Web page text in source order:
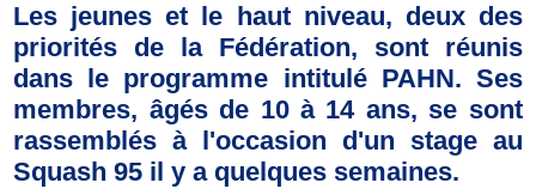
Les jeunes et le haut niveau, deux des
priorités de la Fédération, sont réunis
dans le programme intitulé PAHN. Ses
membres, âgés de 10 à 14 ans, se sont
rassemblés à l'occasion d'un stage au
Squash 95 il y a quelques semaines.